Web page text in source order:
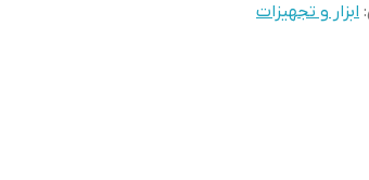
: ابزار و تجهیزات